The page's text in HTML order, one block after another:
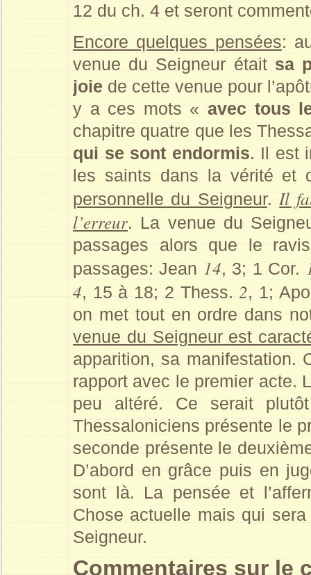
12 du ch. 4 et seront
Encore quelques pensées:
venue du Seigneur était sa
joie de cette venue pour
y a ces mots «avec tous
chapitre quatre que les
qui se sont endormis. Il est
les saints dans la vérité et
personnelle du Seigneur. Il
l’erreur. La venue du
passages alors que le
passages: Jean 14, 3; 1 Cor.
4, 15 à 18; 2 Thess. 2, 1;
on met tout en ordre dans
venue du Seigneur est
apparition, sa manifestation.
rapport avec le premier acte.
peu altéré. Ce serait
Thessaloniciens présente le
seconde présente le
D’abord en grâce puis en
sont là. La pensée et
Chose actuelle mais qui
Seigneur.
Commentaires sur le